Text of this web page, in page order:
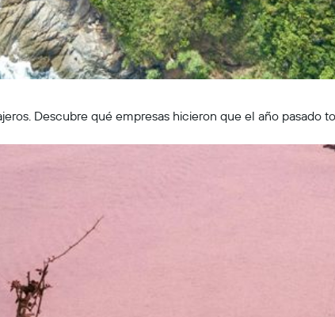
Descubre qué empresas hicieron que el año pasado